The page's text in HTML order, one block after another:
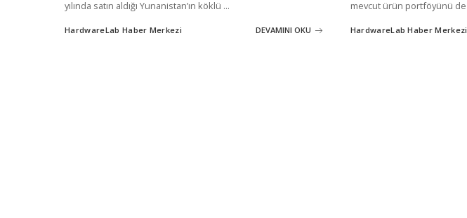
yılında satın aldığı Yunanistan’ın köklü ...
Posted
HardwareLab Haber Merkezi DEVAMINI OKU
mevcut ürün portföyünü de
Posted
HardwareLab Haber Merkezi